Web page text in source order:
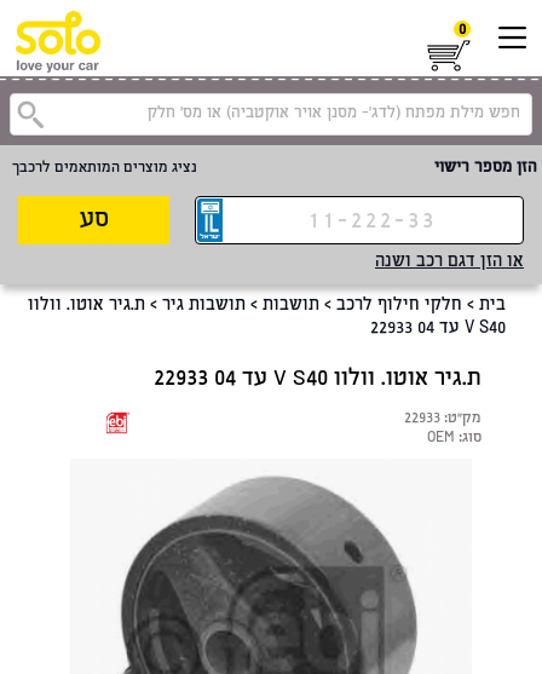
0
הזן מספר רישוי נציג מוצרים המותאמים לרכבך
סע
או הזן דגם רכב ושנה
בית > חלקי חילוף לרכב > תושבות > תושבות גיר > ת.גיר אוטו. וולוו
V S40 עד 04 22933
ת.גיר אוטו. וולוו V S40 עד 04 22933
מק"ט: 22933
סוג: OEM